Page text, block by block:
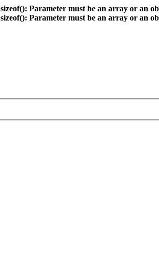
sizeof(): Parameter must be an array or an
sizeof(): Parameter must be an array or an